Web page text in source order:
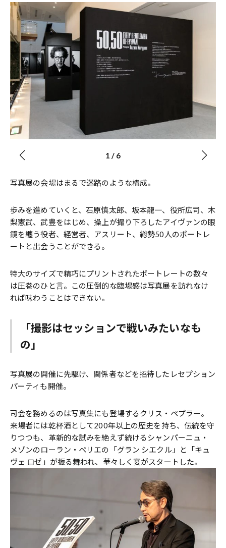
1 / 6
写真展の会場はまるで迷路のような構成。
歩みを進めていくと、石原慎太郎、坂本龍一、役所広司、木
梨憲武、武豊をはじめ、操上が撮り下ろしたアイヴァンの眼
鏡を纏う役者、経営者、アスリート、総勢50人のポートレ
ートと出会うことができる。
特大のサイズで精巧にプリントされたポートレートの数々
は圧巻のひと言。この圧倒的な臨場感は写真展を訪れなけ
れば味わうことはできない。
「撮影はセッションで戦いみたいなも
の」
写真展の開催に先駆け、関係者などを招待したレセプション
パーティも開催。
司会を務めるのは写真集にも登場するクリス・ペプラー。
来場者には乾杯酒として200年以上の歴史を持ち、伝統を守
りつつも、革新的な試みを絶えず続けるシャンパーニュ・
メゾンのローラン・ペリエの「グラン シエクル」と「キュ
ヴェ ロゼ」が振る舞われ、華々しく宴がスタートした。